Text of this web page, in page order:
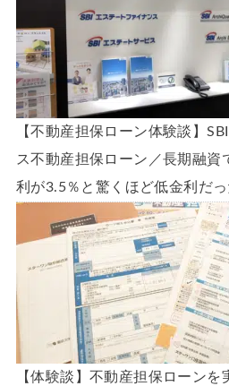
【不動産担保ローン体験談】
ス不動産担保ローン／長期融資
利が3.5％と驚くほど低金利だっ
【体験談】不動産担保ローン